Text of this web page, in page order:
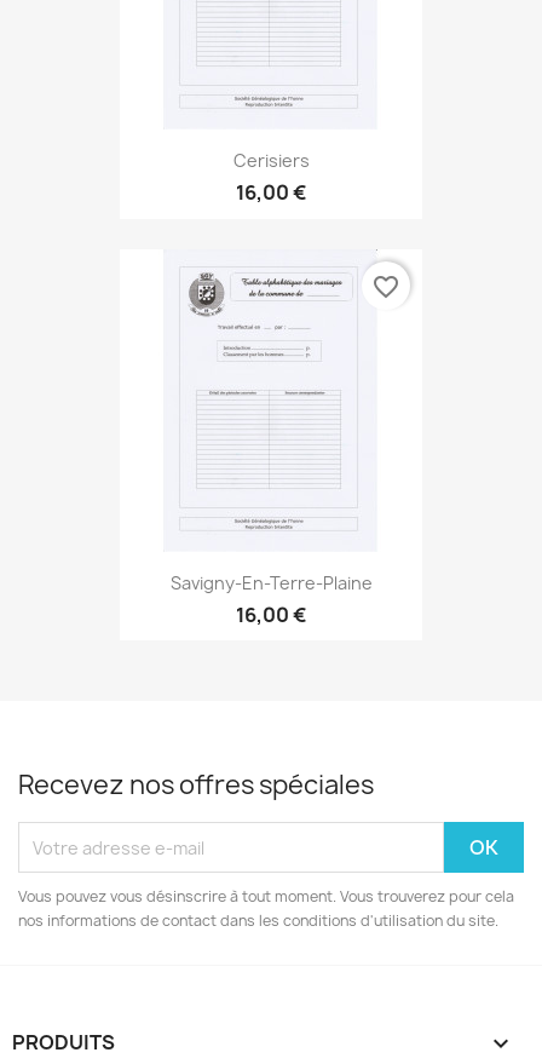
Cerisiers
16,00 €
Savigny-En-Terre-Plaine
16,00 €
favorite_border
Recevez nos offres spéciales
Vous pouvez vous désinscrire à tout moment. Vous trouverez pour cela
nos informations de contact dans les conditions d'utilisation du site.
PRODUITS 